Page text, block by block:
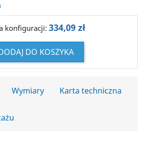
konfiguracji: 334,09 zł
DO KOSZYKA
Wymiary Karta techniczna